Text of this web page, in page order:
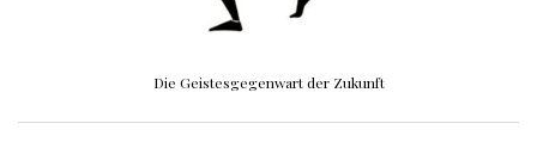
Die Geistesgegenwart der Zukunft